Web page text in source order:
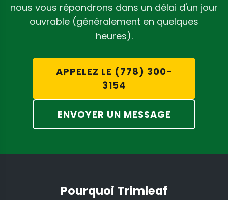
nous vous répondrons dans un délai d'un jour
ouvrable (généralement en quelques
heures).
APPELEZ LE (778) 300-
3154
ENVOYER UN MESSAGE
Pourquoi Trimleaf